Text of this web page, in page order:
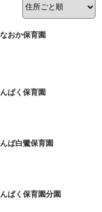
おか保育園
ぱく保育園
ば白鷺保育園
ぱく保育園分園